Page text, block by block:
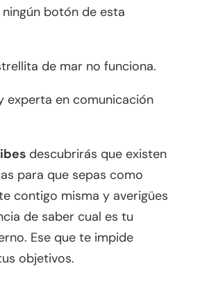
botón de esta
de mar no funciona.
experta en comunicación
descubrirás que existen
para que sepas como
contigo misma y averigües
de saber cual es tu
Ese que te impide
objetivos.